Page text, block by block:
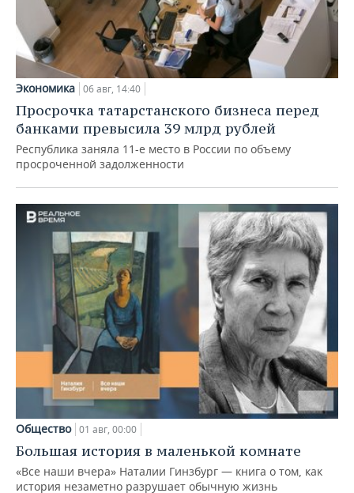
Экономика 06 авг, 14:40
Просрочка татарстанского бизнеса перед
банками превысила 39 млрд рублей
Республика заняла 11-е место в России по объему
просроченной задолженности
Общество 01 авг, 00:00
Большая история в маленькой комнате
«Все наши вчера» Наталии Гинзбург — книга о том, как
история незаметно разрушает обычную жизнь